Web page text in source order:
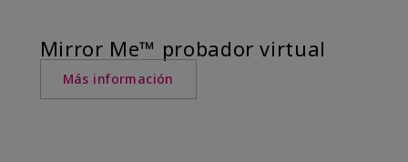
Mirror Me™ probador virtual
Más información